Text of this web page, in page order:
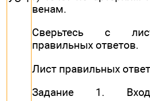
венам.
Сверьтесь с
правильных ответов.
Лист правильных
Задание 1.